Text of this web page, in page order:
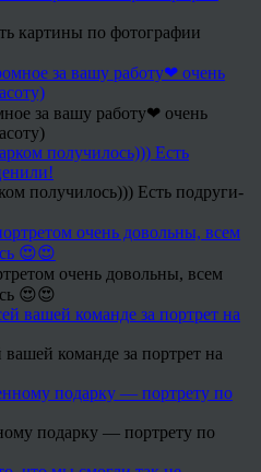
картины по фотографии
за вашу работу❤ очень
получилось))) Есть подруги-
очень довольны, всем
😍😍
команде за портрет на
подарку — портрету по